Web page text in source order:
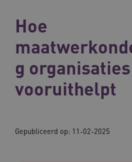
Hoe
g organisaties
vooruithelpt
Gepubliceerd op: 11-02-2025